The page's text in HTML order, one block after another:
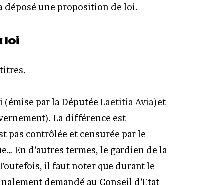
déposé une proposition de loi.
loi
par la Députée Laetitia Avia)et
La différence est
pas contrôlée et censurée par le
En d’autres termes, le gardien de la
il faut noter que durant le
demandé au Conseil d’Etat